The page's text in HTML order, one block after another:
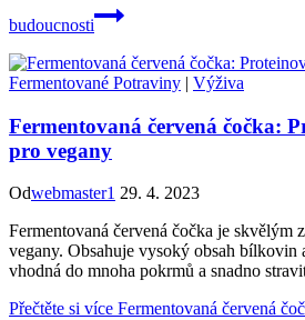
budoucnosti
Fermentované Potraviny | Výživa
Fermentovaná červená čočka:
pro vegany
Odwebmaster1 29. 4. 2023
Fermentovaná červená čočka je skvělým
vegany. Obsahuje vysoký obsah bílkovin
vhodná do mnoha pokrmů a snadno
Přečtěte si více Fermentovaná červená